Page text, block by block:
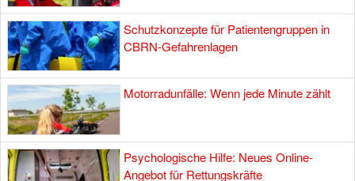
Schutzkonzepte für Patientengruppen in
CBRN-Gefahrenlagen
Motorradunfälle: Wenn jede Minute zählt
Psychologische Hilfe: Neues Online-
Angebot für Rettungskräfte